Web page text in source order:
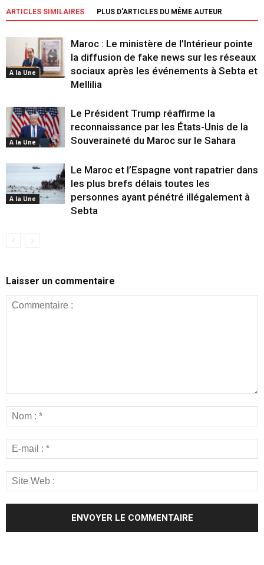
ARTICLES SIMILAIRES PLUS D'ARTICLES DU MÊME AUTEUR
A la Une
Maroc : Le ministère de l’Intérieur pointe
la diffusion de fake news sur les réseaux
sociaux après les événements à Sebta et
Mellilia
A la Une
Le Président Trump réaffirme la
reconnaissance par les États-Unis de la
Souveraineté du Maroc sur le Sahara
A la Une
Le Maroc et l’Espagne vont rapatrier dans
les plus brefs délais toutes les
personnes ayant pénétré illégalement à
Sebta
Laisser un commentaire